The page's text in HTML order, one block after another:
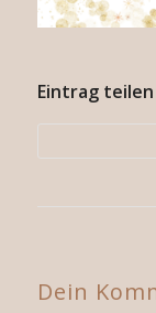
Eintrag teilen
Dein